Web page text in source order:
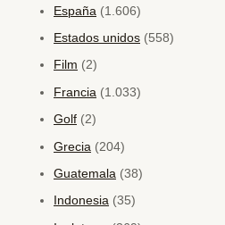
España (1.606)
Estados unidos (558)
Film (2)
Francia (1.033)
Golf (2)
Grecia (204)
Guatemala (38)
Indonesia (35)